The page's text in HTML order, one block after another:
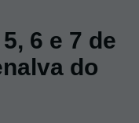
6 e 7 de
do